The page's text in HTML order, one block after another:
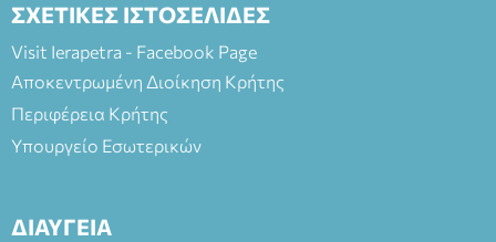
ΣΧΕΤΙΚΕΣ ΙΣΤΟΣΕΛΙΔΕΣ
Visit Ierapetra - Facebook Page
Αποκεντρωμένη Διοίκηση Κρήτης
Περιφέρεια Κρήτης
Υπουργείο Εσωτερικών
ΔΙΑΥΓΕΙΑ